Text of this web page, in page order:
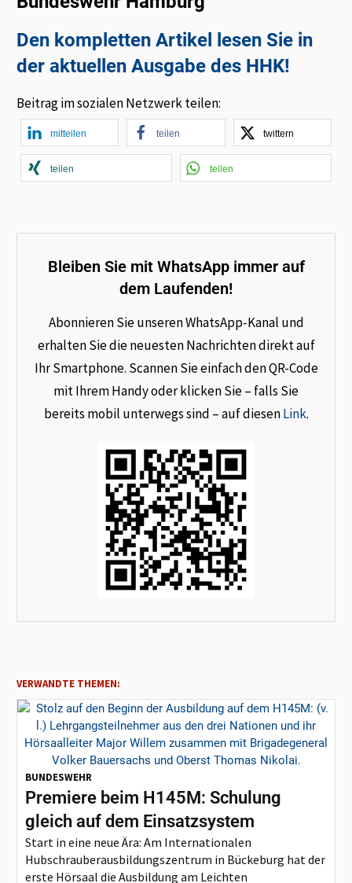
Den kompletten Artikel lesen Sie in
der aktuellen Ausgabe des HHK!
Beitrag im sozialen Netzwerk teilen:
mitteilen teilen twittern
teilen teilen
Bleiben Sie mit WhatsApp immer auf
dem Laufenden!
Abonnieren Sie unseren WhatsApp-Kanal und
erhalten Sie die neuesten Nachrichten direkt auf
Ihr Smartphone. Scannen Sie einfach den QR-Code
mit Ihrem Handy oder klicken Sie – falls Sie
bereits mobil unterwegs sind – auf diesenLink.
VERWANDTE THEMEN:
BUNDESWEHR
Premiere beim H145M: Schulung
gleich auf dem Einsatzsystem
Start in eine neue Ära: Am Internationalen
Hubschrauberausbildungszentrum in Bückeburg hat der
erste Hörsaal die Ausbildung am Leichten